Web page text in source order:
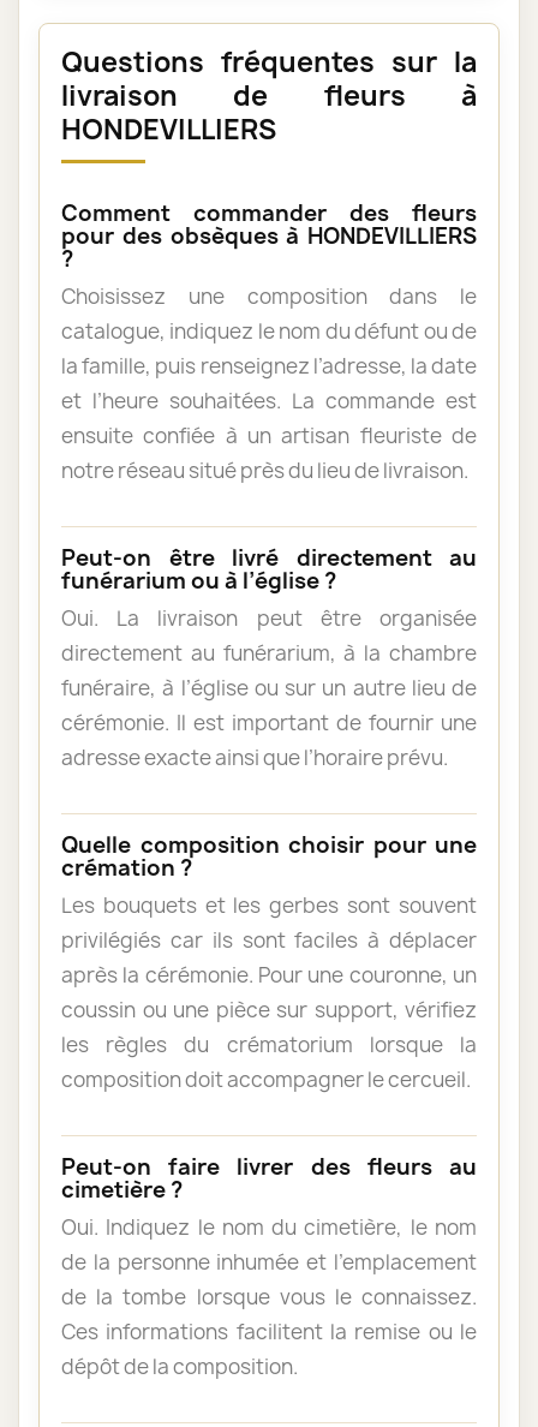
Questions fréquentes sur la
livraison de fleurs à
HONDEVILLIERS
Comment commander des fleurs
pour des obsèques à HONDEVILLIERS
?
Choisissez une composition dans le
catalogue, indiquez le nom du défunt ou de
la famille, puis renseignez l’adresse, la date
et l’heure souhaitées. La commande est
ensuite confiée à un artisan fleuriste de
notre réseau situé près du lieu de livraison.
Peut-on être livré directement au
funérarium ou à l’église ?
Oui. La livraison peut être organisée
directement au funérarium, à la chambre
funéraire, à l’église ou sur un autre lieu de
cérémonie. Il est important de fournir une
adresse exacte ainsi que l’horaire prévu.
Quelle composition choisir pour une
crémation ?
Les bouquets et les gerbes sont souvent
privilégiés car ils sont faciles à déplacer
après la cérémonie. Pour une couronne, un
coussin ou une pièce sur support, vérifiez
les règles du crématorium lorsque la
composition doit accompagner le cercueil.
Peut-on faire livrer des fleurs au
cimetière ?
Oui. Indiquez le nom du cimetière, le nom
de la personne inhumée et l’emplacement
de la tombe lorsque vous le connaissez.
Ces informations facilitent la remise ou le
dépôt de la composition.